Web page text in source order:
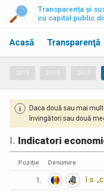
Transparența și
cu capital public
Acasă Transparenţă
i
Daca două sau mai
învingători sau două
I. Indicatori
Poziție Denumire
1. Î.S.